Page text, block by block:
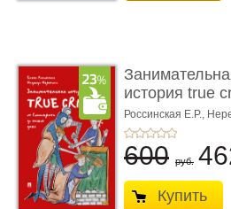
история true
Гиппократа
Россинская Е.Р.,
600 руб.
Купить